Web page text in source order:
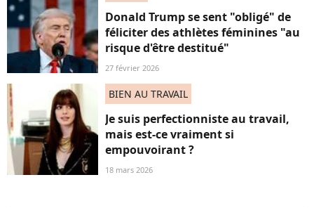
Donald Trump se sent "obligé" de
féliciter des athlètes féminines "au
risque d'être destitué"
27 février 2026
BIEN AU TRAVAIL
Je suis perfectionniste au travail,
mais est-ce vraiment si
empouvoirant ?
18 mars 2026